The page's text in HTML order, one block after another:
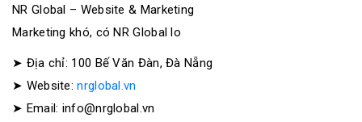
NR Global – Website & Marketing
Marketing khó, có NR Global lo
➤ Địa chỉ: 100 Bế Văn Đàn, Đà Nẵng
➤ Website:nrglobal.vn
➤ Email: info@nrglobal.vn